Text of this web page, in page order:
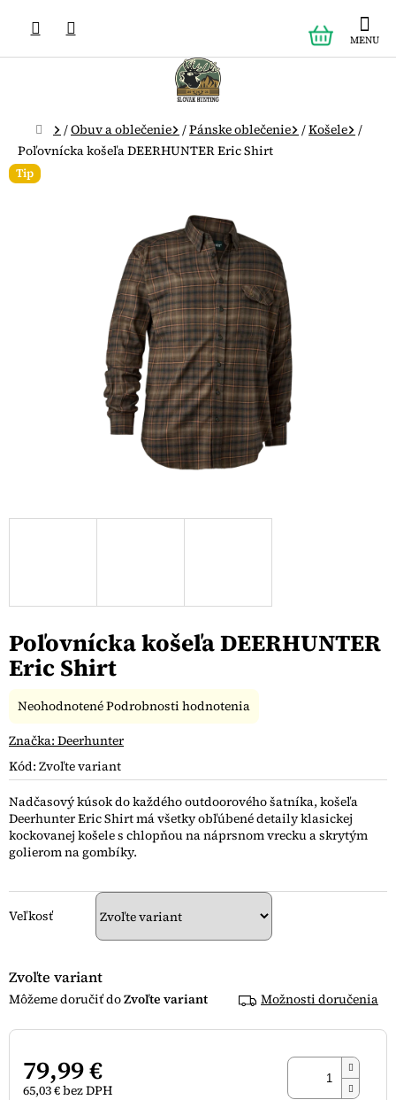
obsah
KOŠÍK
Domov
/Obuv a oblečenie /Pánske oblečenie /Košele /
Poľovnícka košeľa DEERHUNTER Eric Shirt
Tip
Poľovnícka košeľa DEERHUNTER
Eric Shirt
Kód: Zvoľte variant
Veľkosť
Zvoľte variant
Zvoľte variant Možnosti doručenia
79,99 €
65,03 € bez DPH
Nadčasový kúsok do každého outdoorového šatníka, košeľa
Deerhunter Eric Shirt má všetky obľúbené detaily klasickej
kockovanej košele s chlopňou na náprsnom vrecku a skrytým
golierom na gombíky.
Priemerné
produktu
0,0
5
hviezdičiek.
NeohodnotenéPodrobnosti hodnotenia
Značka: Deerhunter